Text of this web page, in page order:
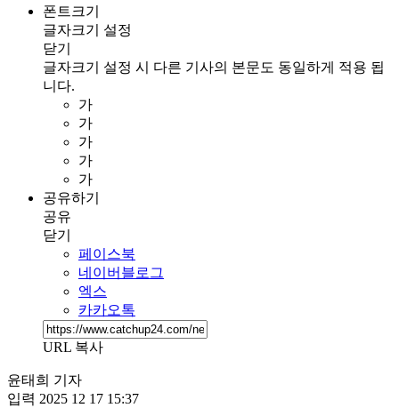
폰트크기
글자크기 설정
닫기
글자크기 설정 시 다른 기사의 본문도 동일하게 적용 됩
니다.
가
가
가
가
가
공유하기
공유
닫기
페이스북
네이버블로그
엑스
카카오톡
URL 복사
윤태희 기자
입력 2025 12 17 15:37